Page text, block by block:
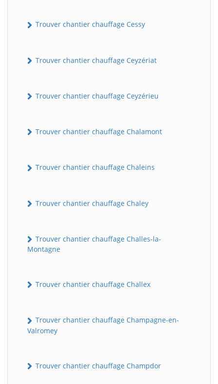
Trouver chantier chauffage Cessy
Trouver chantier chauffage Ceyzériat
Trouver chantier chauffage Ceyzérieu
Trouver chantier chauffage Chalamont
Trouver chantier chauffage Chaleins
Trouver chantier chauffage Chaley
Trouver chantier chauffage Challes-la-
Montagne
Trouver chantier chauffage Challex
Trouver chantier chauffage Champagne-en-
Valromey
Trouver chantier chauffage Champdor